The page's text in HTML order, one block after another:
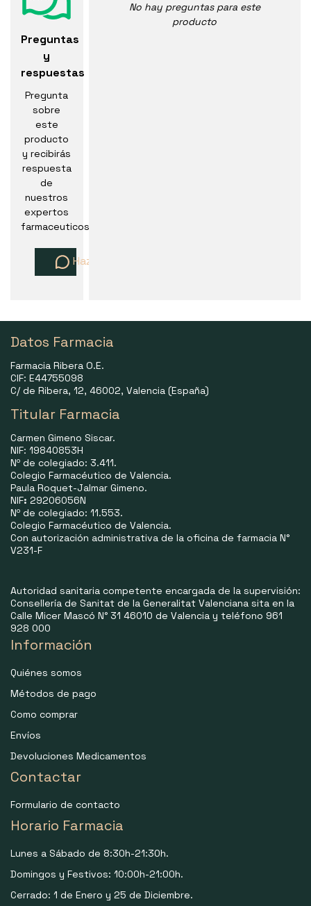
Preguntas
y
respuestas
Pregunta
sobre
este
producto
y recibirás
respuesta
de
nuestros
expertos
farmaceuticos
Haz una pregunta
No hay preguntas para este
producto
Datos Farmacia
Farmacia Ribera O.E.
CIF: E44755098
C/ de Ribera, 12, 46002, Valencia (España)
Titular Farmacia
Carmen Gimeno Siscar.
NIF: 19840853H
Nº de colegiado: 3.411.
Colegio Farmacéutico de Valencia.
Paula Roquet-Jalmar Gimeno.
NIF: 29206056N
Nº de colegiado: 11.553.
Colegio Farmacéutico de Valencia.
Con autorización administrativa de la oficina de farmacia N°
V231-F
Autoridad sanitaria competente encargada de la supervisión:
Consellería de Sanitat de la Generalitat Valenciana sita en la
Calle Micer Mascó N° 31 46010 de Valencia y teléfono 961
928 000
Información
Quiénes somos
Métodos de pago
Como comprar
Envíos
Devoluciones Medicamentos
Contactar
Formulario de contacto
Horario Farmacia
Lunes a Sábado de 8:30h-21:30h.
Domingos y Festivos: 10:00h-21:00h.
Cerrado: 1 de Enero y 25 de Diciembre.